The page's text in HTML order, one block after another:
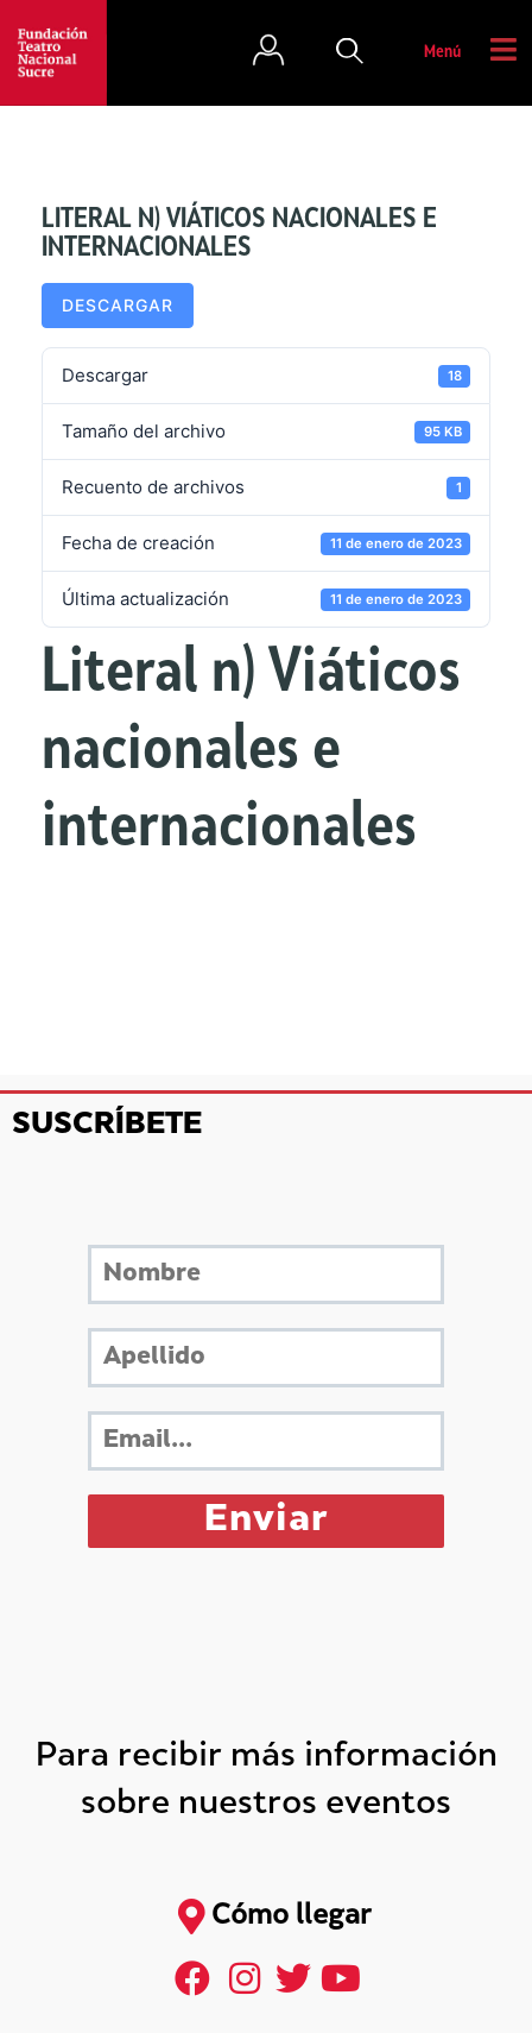
Menú
LITERAL N) VIÁTICOS NACIONALES E
INTERNACIONALES
DESCARGAR
Descargar 18
Tamaño del archivo 95 KB
Recuento de archivos 1
Fecha de creación 11 de enero de 2023
Última actualización 11 de enero de 2023
Literal n) Viáticos
nacionales e
internacionales
SUSCRÍBETE
Para recibir más información
sobre nuestros eventos
Cómo llegar